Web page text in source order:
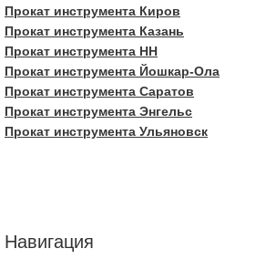
Прокат инструмента Киров
Прокат инструмента Казань
Прокат инструмента НН
Прокат инструмента Йошкар-Ола
Прокат инструмента Саратов
Прокат инструмента Энгельс
Прокат инструмента Ульяновск
Навигация